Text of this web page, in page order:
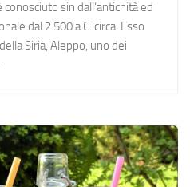
sin dall’antichità ed
dal 2.500 a.C. circa. Esso
Siria, Aleppo, uno dei